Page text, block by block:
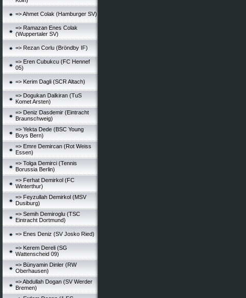
=> Ahmet Colak (Hamburger SV)
=> Ramazan Enes Colak
(Wuppertaler SV)
=> Rezan Corlu (Bröndby IF)
=> Eren Cubukcu (FC Hennef
05)
=> Kerim Dagli (SCR Altach)
=> Dogukan Dalkiran (TuS
Komet Arsten)
=> Deniz Dasdemir (Eintracht
Braunschweig)
=> Yekta Dede (BSC Young
Boys Bern)
=> Emre Demircan (Rot Weiss
Essen)
=> Tolga Demirci (Tennis
Borussia Berlin)
=> Ferhat Demirkol (FC
Winterthur)
=> Feyzullah Demirkol (MSV
Dusiburg)
=> Semih Demiroglu (TSC
Eintracht Dortmund)
=> Enes Deniz (SV Josko Ried)
=> Kerem Dereli (SG
Wattenscheid 09)
=> Bünyamin Dinler (RW
Oberhausen)
=> Abdullah Dogan (SV Werder
Bremen)